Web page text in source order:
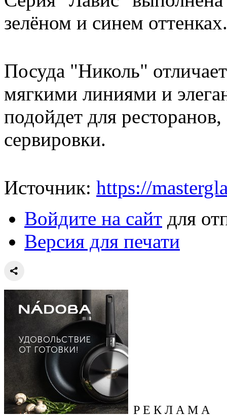
зелёном и синем оттенках.
Посуда "Николь"
мягкими линиями и
подойдет для
сервировки.
Источник: https://
Войдите на сайт для
Версия для печати
Р Е К Л А М А